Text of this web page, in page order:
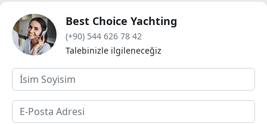
Best Choice Yachting
(+90) 544 626 78 42
Talebinizle ilgileneceğiz